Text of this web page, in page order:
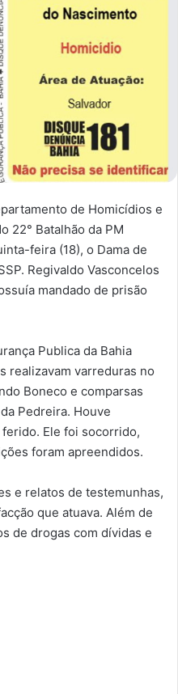
de Homicídios e
22° Batalhão da PM
feira (18), o Dama de
Regivaldo Vasconcelos
mandado de prisão
Publica da Bahia
realizavam varreduras no
Boneco e comparsas
Pedreira. Houve
Ele foi socorrido,
foram apreendidos.
e relatos de testemunhas,
que atuava. Além de
de drogas com dívidas e